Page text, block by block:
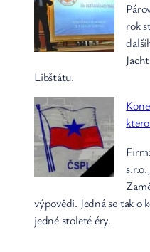
rok
Libštátu.
výpovědi. Jedná se tak
jedné stoleté éry.